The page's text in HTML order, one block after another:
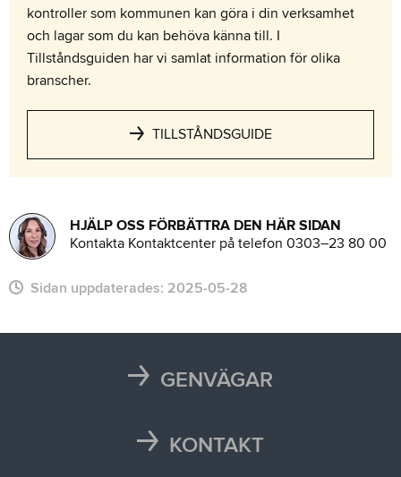
kontroller som kommunen kan göra i din verksamhet
och lagar som du kan behöva känna till. I
Tillståndsguiden har vi samlat information för olika
branscher.
TILLSTÅNDSGUIDE
HJÄLP OSS FÖRBÄTTRA DEN HÄR SIDAN
Kontakta Kontaktcenter på telefon 0303–23 80 00
Sidan uppdaterades: 2025-05-28
GENVÄGAR
Läsårstider
KONTAKT